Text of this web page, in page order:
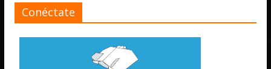
Conéctate